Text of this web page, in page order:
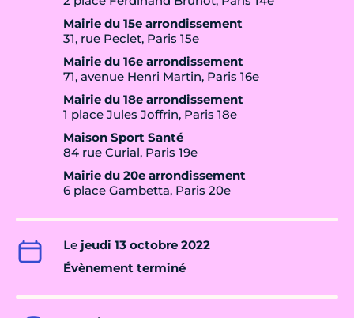
Mairie du 15e arrondissement
31, rue Peclet, Paris 15e
Mairie du 16e arrondissement
71, avenue Henri Martin, Paris 16e
Mairie du 18e arrondissement
1 place Jules Joffrin, Paris 18e
Maison Sport Santé
84 rue Curial, Paris 19e
Mairie du 20e arrondissement
6 place Gambetta, Paris 20e
Le jeudi 13 octobre 2022
Évènement terminé